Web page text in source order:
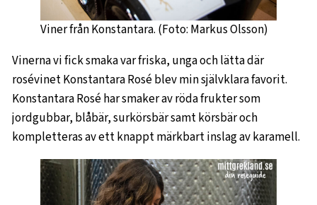
Viner från Konstantara. (Foto: Markus Olsson)
Vinerna vi fick smaka var friska, unga och lätta där
rosévinet Konstantara Rosé blev min självklara favorit.
Konstantara Rosé har smaker av röda frukter som
jordgubbar, blåbär, surkörsbär samt körsbär och
kompletteras av ett knappt märkbart inslag av karamell.